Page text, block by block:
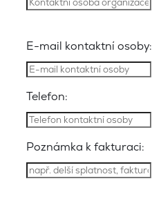
E-mail kontaktní osoby:
Telefon:
Poznámka k fakturaci: